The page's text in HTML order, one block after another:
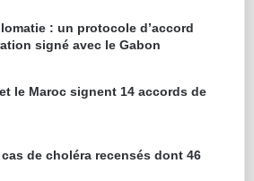
: un protocole d’accord
signé avec le Gabon
le Maroc signent 14 accords de
de choléra recensés dont 46